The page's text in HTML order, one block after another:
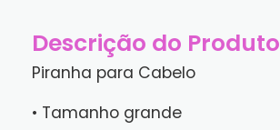
Descrição do Produto
Piranha para Cabelo
• Tamanho grande